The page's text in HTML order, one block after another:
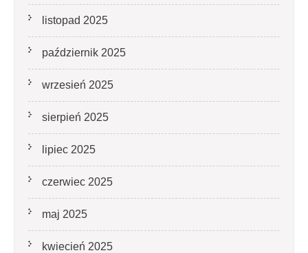
listopad 2025
październik 2025
wrzesień 2025
sierpień 2025
lipiec 2025
czerwiec 2025
maj 2025
kwiecień 2025